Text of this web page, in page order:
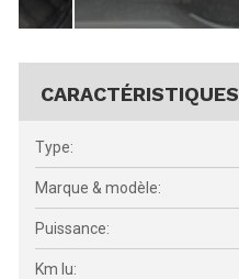
CARACTÉRISTIQUES
Type:
Marque & modèle:
Puissance:
Km lu: